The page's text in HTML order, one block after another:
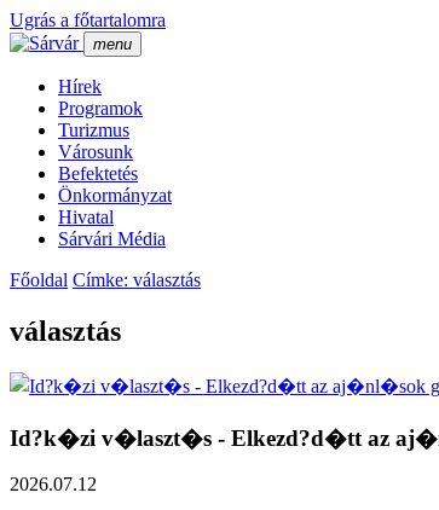
Ugrás a főtartalomra
menu
Hí­rek
Programok
Turizmus
Városunk
Befektetés
Önkormányzat
Hivatal
Sárvári Média
Főoldal Címke: választás
választás
Id?k�zi v�laszt�s - Elkezd?d�tt az
2026.07.12